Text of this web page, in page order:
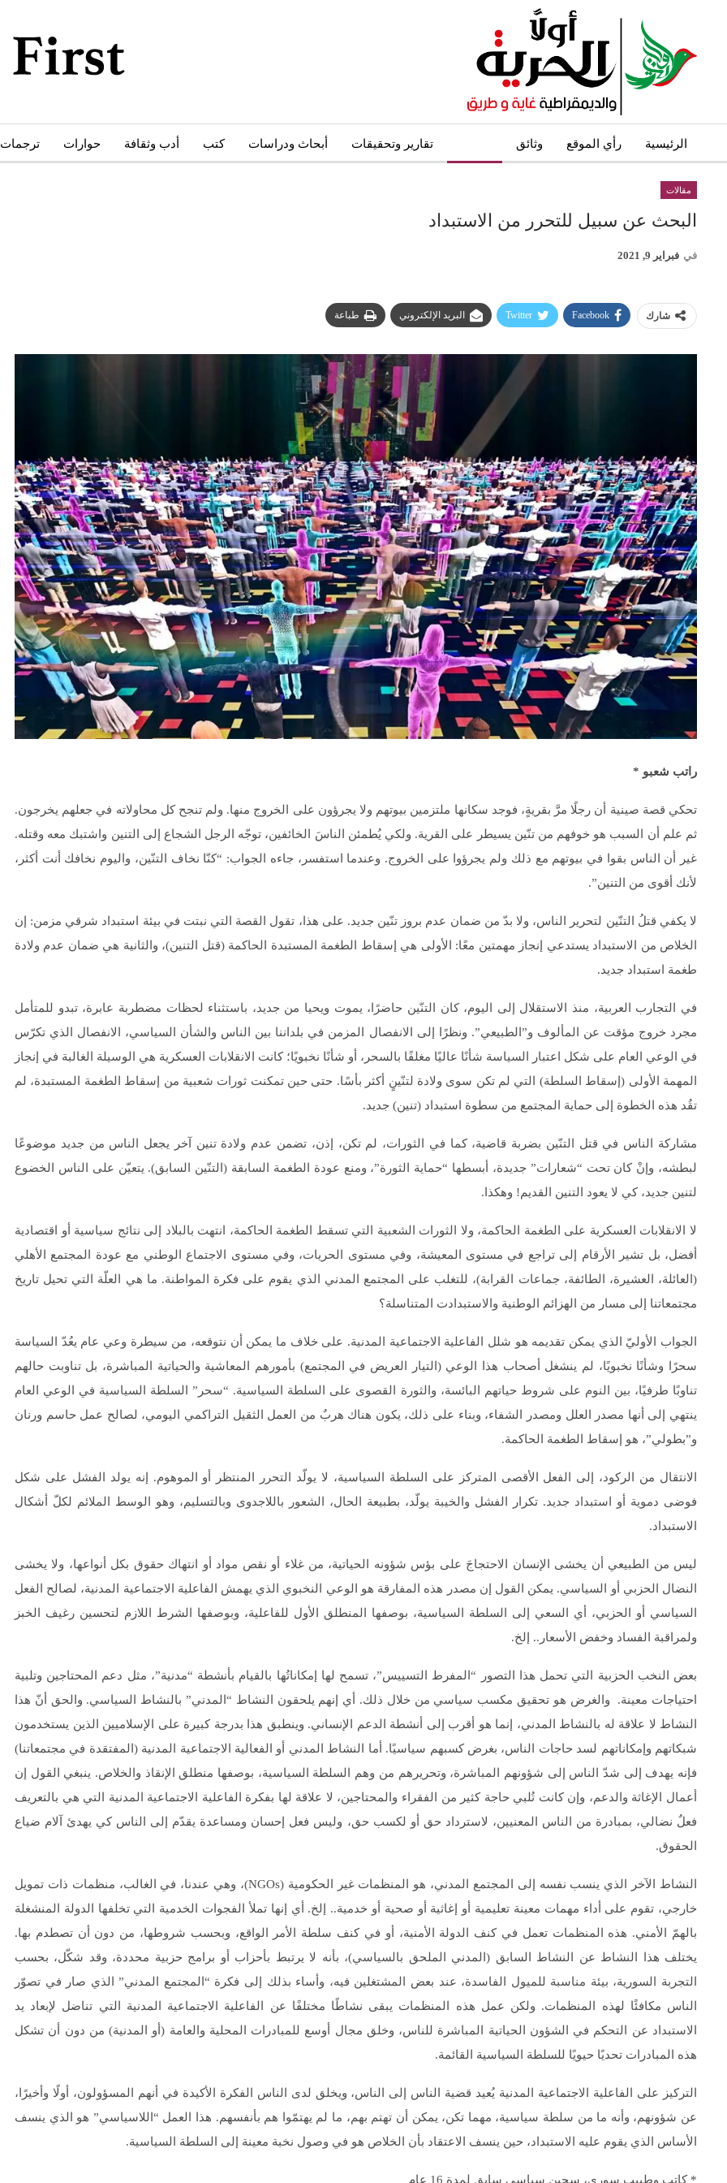
الرئيسية رأي الموقع وثائق تقارير وتحقيقات أبحاث ودراسات كتب أدب وثقافة حوارات ترجمات
مقالات
البحث عن سبيل للتحرر من الاستبداد
في فبراير 9, 2021
شارك Facebook
Twitter البريد الإلكتروني طباعة
راتب شعبو *
تحكي قصة صينية أن رجلًا مرَّ بقريةٍ، فوجد سكانها ملتزمين بيوتهم ولا يجرؤون على الخروج منها. ولم تنجح كل محاولاته في جعلهم يخرجون.
ثم علم أن السبب هو خوفهم من تنّين يسيطر على القرية. ولكي يُطمئن الناسَ الخائفين، توجّه الرجل الشجاع إلى التنين واشتبك معه وقتله.
غير أن الناس بقوا في بيوتهم مع ذلك ولم يجرؤوا على الخروج. وعندما استفسر، جاءه الجواب: “كنّا نخاف التنّين، واليوم نخافك أنت أكثر،
لأنك أقوى من التنين”.
لا يكفي قتلُ التنّين لتحرير الناس، ولا بدّ من ضمان عدم بروز تنّين جديد. على هذا، تقول القصة التي نبتت في بيئة استبداد شرقي مزمن: إن
الخلاص من الاستبداد يستدعي إنجاز مهمتين معًا: الأولى هي إسقاط الطغمة المستبدة الحاكمة (قتل التنين)، والثانية هي ضمان عدم ولادة
طغمة استبداد جديد.
في التجارب العربية، منذ الاستقلال إلى اليوم، كان التنّين حاضرًا، يموت ويحيا من جديد، باستثناء لحظات مضطربة عابرة، تبدو للمتأمل
مجرد خروج مؤقت عن المألوف و”الطبيعي”. ونظرًا إلى الانفصال المزمن في بلداننا بين الناس والشأن السياسي، الانفصال الذي تكرّس
في الوعي العام على شكل اعتبار السياسة شأنًا عاليًا مغلفًا بالسحر، أو شأنًا نخبويًا؛ كانت الانقلابات العسكرية هي الوسيلة الغالبة في إنجاز
المهمة الأولى (إسقاط السلطة) التي لم تكن سوى ولادة لتنّينٍ أكثر بأسًا. حتى حين تمكنت ثورات شعبية من إسقاط الطغمة المستبدة، لم
تقُد هذه الخطوة إلى حماية المجتمع من سطوة استبداد (تنين) جديد.
مشاركة الناس في قتل التنّين بضربة قاضية، كما في الثورات، لم تكن، إذن، تضمن عدم ولادة تنين آخر يجعل الناس من جديد موضوعًا
لبطشه، وإنْ كان تحت “شعارات” جديدة، أبسطها “حماية الثورة”، ومنع عودة الطغمة السابقة (التنّين السابق). يتعيّن على الناس الخضوع
لتنين جديد، كي لا يعود التنين القديم! وهكذا.
لا الانقلابات العسكرية على الطغمة الحاكمة، ولا الثورات الشعبية التي تسقط الطغمة الحاكمة، انتهت بالبلاد إلى نتائج سياسية أو اقتصادية
أفضل، بل تشير الأرقام إلى تراجع في مستوى المعيشة، وفي مستوى الحريات، وفي مستوى الاجتماع الوطني مع عودة المجتمع الأهلي
(العائلة، العشيرة، الطائفة، جماعات القرابة)، للتغلب على المجتمع المدني الذي يقوم على فكرة المواطنة. ما هي العلّة التي تحيل تاريخ
مجتمعاتنا إلى مسار من الهزائم الوطنية والاستبدادت المتناسلة؟
الجواب الأوليّ الذي يمكن تقديمه هو شلل الفاعلية الاجتماعية المدنية. على خلاف ما يمكن أن نتوقعه، من سيطرة وعي عام يعُدّ السياسة
سحرًا وشأنًا نخبويًا، لم ينشغل أصحاب هذا الوعي (التيار العريض في المجتمع) بأمورهم المعاشية والحياتية المباشرة، بل تناوبت حالهم
تناوبًا طرفيًا، بين النوم على شروط حياتهم البائسة، والثورة القصوى على السلطة السياسية. “سحر” السلطة السياسية في الوعي العام
ينتهي إلى أنها مصدر العلل ومصدر الشفاء، وبناء على ذلك، يكون هناك هربٌ من العمل الثقيل التراكمي اليومي، لصالح عمل حاسم ورنان
و”بطولي”، هو إسقاط الطغمة الحاكمة.
الانتقال من الركود، إلى الفعل الأقصى المتركز على السلطة السياسية، لا يولّد التحرر المنتظر أو الموهوم. إنه يولد الفشل على شكل
فوضى دموية أو استبداد جديد. تكرار الفشل والخيبة يولّد، بطبيعة الحال، الشعور باللاجدوى وبالتسليم، وهو الوسط الملائم لكلّ أشكال
الاستبداد.
ليس من الطبيعي أن يخشى الإنسان الاحتجاجَ على بؤس شؤونه الحياتية، من غلاء أو نقص مواد أو انتهاك حقوق بكل أنواعها، ولا يخشى
النضال الحزبي أو السياسي. يمكن القول إن مصدر هذه المفارقة هو الوعي النخبوي الذي يهمش الفاعلية الاجتماعية المدنية، لصالح الفعل
السياسي أو الحزبي، أي السعي إلى السلطة السياسية، بوصفها المنطلق الأول للفاعلية، وبوصفها الشرط اللازم لتحسين رغيف الخبز
ولمراقبة الفساد وخفض الأسعار.. إلخ.
بعض النخب الحزبية التي تحمل هذا التصور “المفرط التسييس”، تسمح لها إمكاناتُها بالقيام بأنشطة “مدنية”، مثل دعم المحتاجين وتلبية
احتياجات معينة. والغرض هو تحقيق مكسب سياسي من خلال ذلك. أي إنهم يلحقون النشاط “المدني” بالنشاط السياسي. والحق أنّ هذا
النشاط لا علاقة له بالنشاط المدني، إنما هو أقرب إلى أنشطة الدعم الإنساني. وينطبق هذا بدرجة كبيرة على الإسلاميين الذين يستخدمون
شبكاتهم وإمكاناتهم لسد حاجات الناس، بغرض كسبهم سياسيًا. أما النشاط المدني أو الفعالية الاجتماعية المدنية (المفتقدة في مجتمعاتنا)
فإنه يهدف إلى شدّ الناس إلى شؤونهم المباشرة، وتحريرهم من وهم السلطة السياسية، بوصفها منطلق الإنقاذ والخلاص. ينبغي القول إن
أعمال الإغاثة والدعم، وإن كانت تُلبي حاجة كثير من الفقراء والمحتاجين، لا علاقة لها بفكرة الفاعلية الاجتماعية المدنية التي هي بالتعريف
فعلٌ نضالي، بمبادرة من الناس المعنيين، لاسترداد حق أو لكسب حق، وليس فعل إحسان ومساعدة يقدّم إلى الناس كي يهدئ آلام ضياع
الحقوق.
النشاط الآخر الذي ينسب نفسه إلى المجتمع المدني، هو المنظمات غير الحكومية (NGOs)، وهي عندنا، في الغالب، منظمات ذات تمويل
خارجي، تقوم على أداء مهمات معينة تعليمية أو إغاثية أو صحية أو خدمية.. إلخ. أي إنها تملأ الفجوات الخدمية التي تخلفها الدولة المنشغلة
بالهمّ الأمني. هذه المنظمات تعمل في كنف الدولة الأمنية، أو في كنف سلطة الأمر الواقع، وبحسب شروطها، من دون أن تصطدم بها.
يختلف هذا النشاط عن النشاط السابق (المدني الملحق بالسياسي)، بأنه لا يرتبط بأحزاب أو برامج حزبية محددة، وقد شكّل، بحسب
التجربة السورية، بيئة مناسبة للميول الفاسدة، عند بعض المشتغلين فيه، وأساء بذلك إلى فكرة “المجتمع المدني” الذي صار في تصوّر
الناس مكافئًا لهذه المنظمات. ولكن عمل هذه المنظمات يبقى نشاطًا مختلفًا عن الفاعلية الاجتماعية المدنية التي تناضل لإبعاد يد
الاستبداد عن التحكم في الشؤون الحياتية المباشرة للناس، وخلق مجال أوسع للمبادرات المحلية والعامة (أو المدنية) من دون أن تشكل
هذه المبادرات تحديًا حيويًا للسلطة السياسية القائمة.
التركيز على الفاعلية الاجتماعية المدنية يُعيد قضية الناس إلى الناس، ويخلق لدى الناس الفكرة الأكيدة في أنهم المسؤولون، أولًا وأخيرًا،
عن شؤونهم، وأنه ما من سلطة سياسية، مهما تكن، يمكن أن تهتم بهم، ما لم يهتمّوا هم بأنفسهم. هذا العمل “اللاسياسي” هو الذي ينسف
الأساس الذي يقوم عليه الاستبداد، حين ينسف الاعتقاد بأن الخلاص هو في وصول نخبة معينة إلى السلطة السياسية.
* كاتب وطبيب سوري، سجين سياسي سابق لمدة 16 عام
نحو استراتيجيّة للمعارضة السوريّة بشأن التحديات الصّهيونيّة
نوفمبر 27, 2024
قمة الرياض: أقوال تنتظر أفعالاً
نوفمبر 27, 2024
تعيينات ترامب: أنت لا تجني من الشوك العنب!
نوفمبر 27, 2024
ابن بطوطة عند تخوم سيبيريا!
نوفمبر 27, 2024
انجازات نتنياهو !
نوفمبر 27, 2024